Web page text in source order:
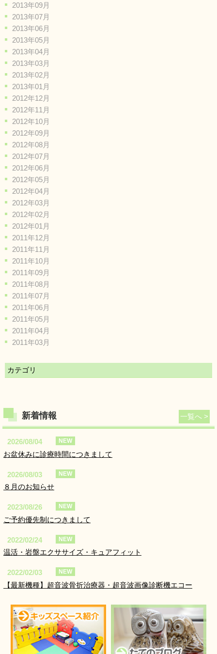
2013年09月
2013年07月
2013年06月
2013年05月
2013年04月
2013年03月
2013年02月
2013年01月
2012年12月
2012年11月
2012年10月
2012年09月
2012年08月
2012年07月
2012年06月
2012年05月
2012年04月
2012年03月
2012年02月
2012年01月
2011年12月
2011年11月
2011年10月
2011年09月
2011年08月
2011年07月
2011年06月
2011年05月
2011年04月
2011年03月
カテゴリ
新着情報 一覧へ >
2026/08/04 NEW
お盆休みに診療時間につきまして
2026/08/03 NEW
８月のお知らせ
2023/08/26 NEW
ご予約優先制につきまして
2022/02/24 NEW
温活・岩盤エクササイズ・キュアフィット
2022/02/03 NEW
【最新機種】超音波骨折治療器・超音波画像診断機エコー